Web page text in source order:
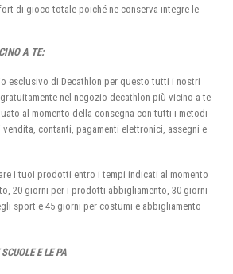
di gioco totale poiché ne conserva integre le
A TE:
esclusivo di Decathlon per questo tutti i nostri
nel negozio decathlon più vicino a te
al momento della consegna con tutti i metodi
contanti, pagamenti elettronici, assegni e
i tuoi prodotti entro i tempi indicati al momento
20 giorni per i prodotti abbigliamento, 30 giorni
sport e 45 giorni per costumi e abbigliamento
E LE PA